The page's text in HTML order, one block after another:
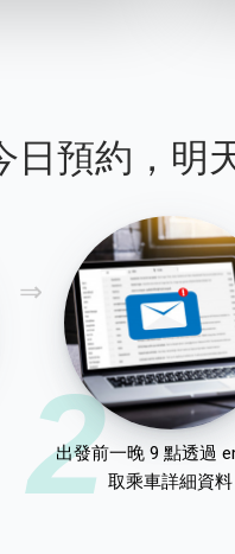
日預約，明
2
出發前一晚 9 點透過
取乘車詳細資料